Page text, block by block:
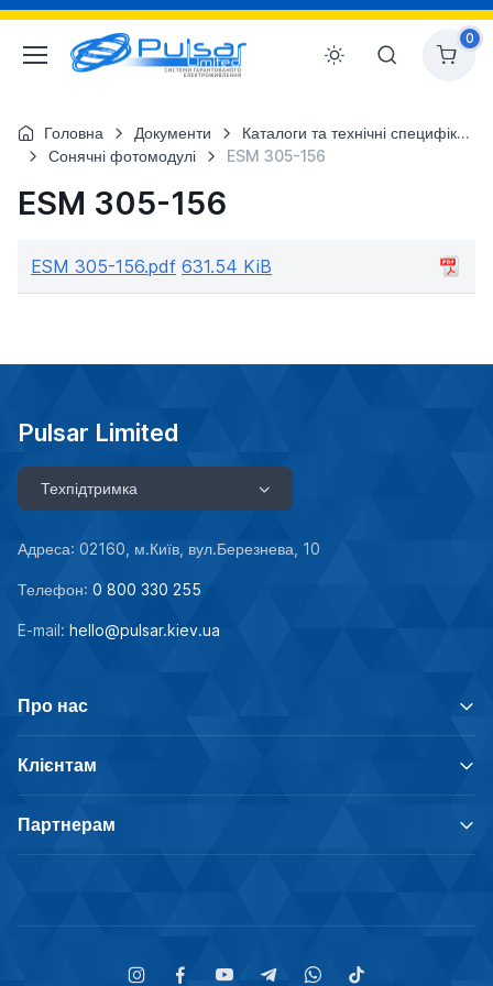
0
Головна Документи
Каталоги та технічні специфікації
Сонячні фотомодулі
ESM 305-156
ESM 305-156
ESM 305-156.pdf 631.54 KiB
Pulsar Limited
Техпідтримка
Адреса: 02160, м.Київ, вул.Березнева, 10
Телефон: 0 800 330 255
E-mail: hello@pulsar.kiev.ua
Про нас
Клієнтам
Партнерам